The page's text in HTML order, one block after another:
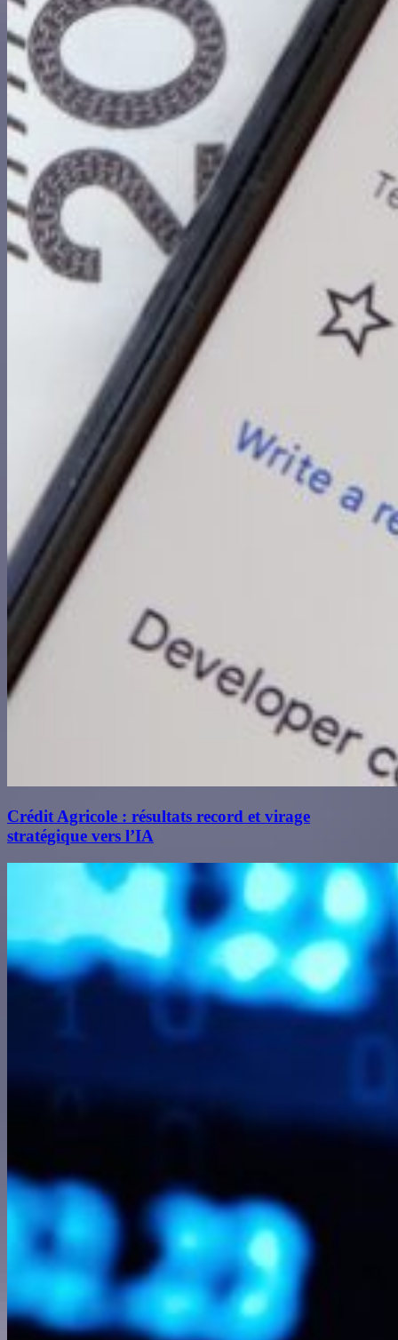
Crédit Agricole : résultats record et virage
stratégique vers l’IA